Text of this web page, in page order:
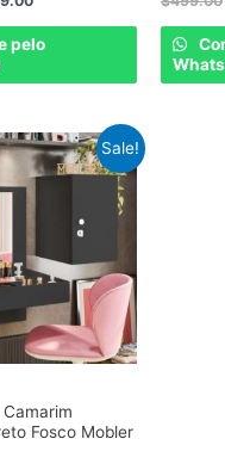
pelo
0
out
Sale!
Fosco Mobler